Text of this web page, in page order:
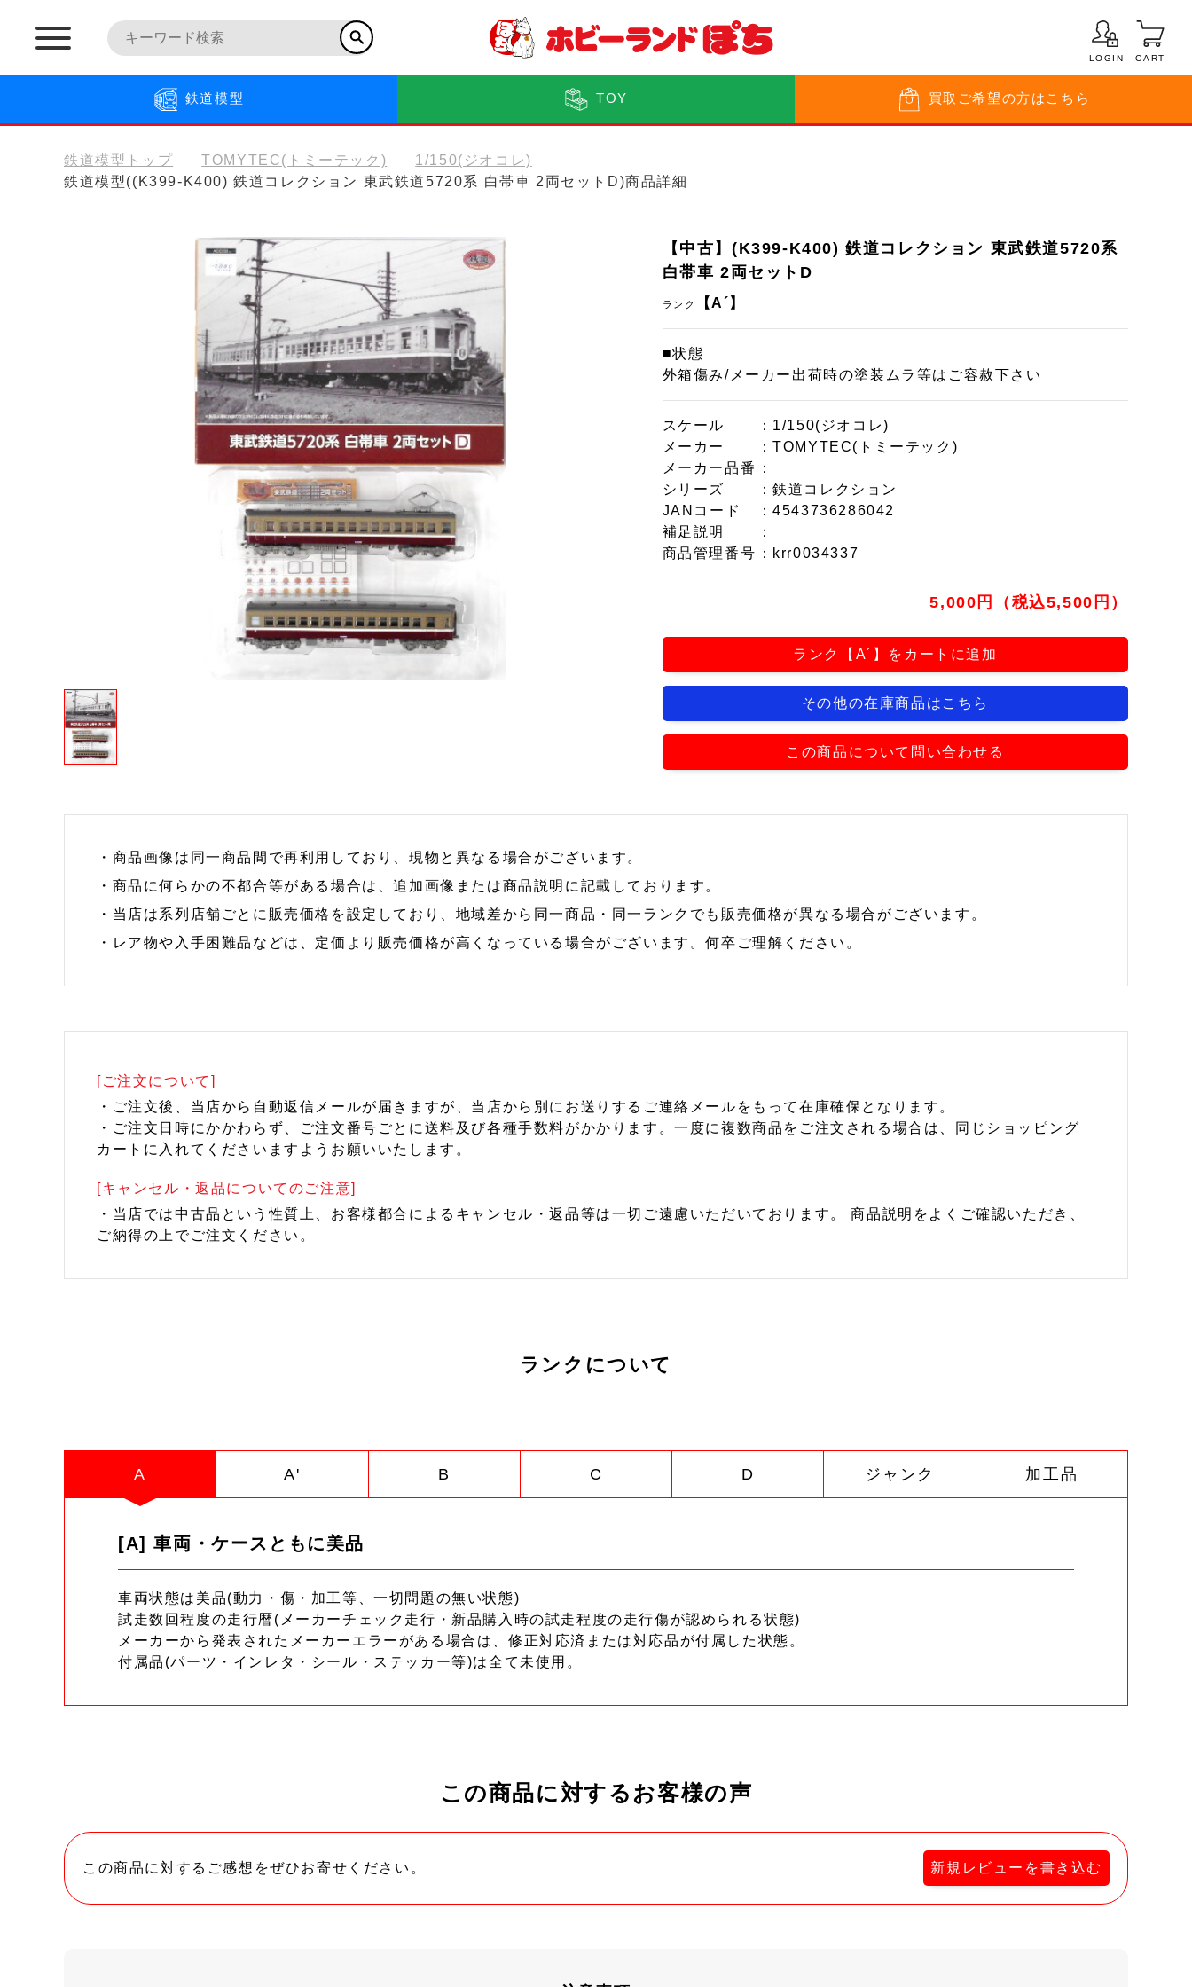
LOGIN CART
鉄道模型 TOY 買取 ご希望の方はこちら
鉄道模型トップ TOMYTEC(トミーテック)
1/150(ジオコレ)
鉄道模型((K399-K400) 鉄道コレクション 東武鉄道5720系 白帯車 2両セットD)商品詳細
【中古】(K399-K400) 鉄道コレクション 東武鉄道5720系
白帯車 2両セットD
ランク 【A´】
■状態
外箱傷み/メーカー出荷時の塗装ムラ等はご容赦下さい
スケール
：1/150(ジオコレ)
メーカー
：TOMYTEC(トミーテック)
メーカー品番
：
シリーズ
：鉄道コレクション
JANコード
：4543736286042
補足説明
：
商品管理番号 ：krr0034337
5,000円（税込5,500円）
ランク【A´】をカートに追加
その他の在庫商品はこちら
この商品について問い合わせる
・商品画像は同一商品間で再利用しており、現物と異なる場合がございます。
・商品に何らかの不都合等がある場合は、追加画像または商品説明に記載しております。
・当店は系列店舗ごとに販売価格を設定しており、地域差から同一商品・同一ランクでも販売価格が異なる場合がございます。
・レア物や入手困難品などは、定価より販売価格が高くなっている場合がございます。何卒ご理解ください。
[ご注文について]
・ご注文後、当店から自動返信メールが届きますが、当店から別にお送りするご連絡メールをもって在庫確保となります。
・ご注文日時にかかわらず、ご注文番号ごとに送料及び各種手数料がかかります。一度に複数商品をご注文される場合は、同じショッピング
カートに入れてくださいますようお願いいたします。
[キャンセル・返品についてのご注意]
・当店では中古品という性質上、お客様都合によるキャンセル・返品等は一切ご遠慮いただいております。 商品説明をよくご確認いただき、
ご納得の上でご注文ください。
ランクについて
A A' B C D ジャンク 加工品
[A] 車両・ケースともに美品
車両状態は美品(動力・傷・加工等、一切問題の無い状態)
試走数回程度の走行暦(メーカーチェック走行・新品購入時の試走程度の走行傷が認められる状態)
メーカーから発表されたメーカーエラーがある場合は、修正対応済または対応品が付属した状態。
付属品(パーツ・インレタ・シール・ステッカー等)は全て未使用。
この商品に対するお客様の声
この商品に対するご感想をぜひお寄せください。 新規レビューを書き込む